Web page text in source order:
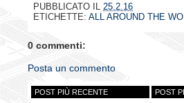
PUBBLICATO IL 25.2.16
ETICHETTE: ALL AROUND THE
0 commenti:
Posta un commento
POST PIÙ RECENTE POST